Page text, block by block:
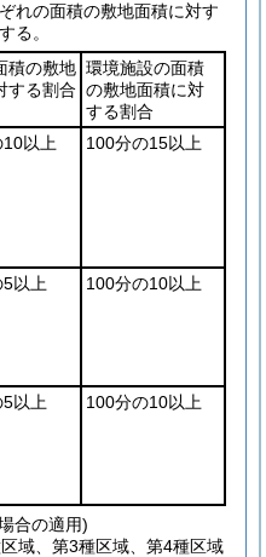
れの面積の敷地面積に対す
る。
積の敷地
する割合
環境施設の面積
の敷地面積に対
する割合
以上 100分の15以上
以上 100分の10以上
以上 100分の10以上
合の適用)
域、第3種区域、第4種区域